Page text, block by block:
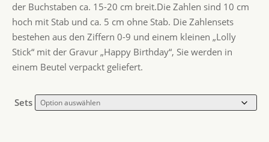
der Buchstaben ca. 15-20 cm breit.Die Zahlen sind 10 cm
hoch mit Stab und ca. 5 cm ohne Stab. Die Zahlensets
bestehen aus den Ziffern 0-9 und einem kleinen „Lolly
Stick“ mit der Gravur „Happy Birthday“, Sie werden in
einem Beutel verpackt geliefert.
Sets